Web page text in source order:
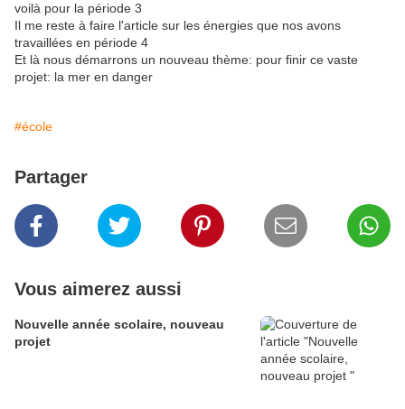
voilà pour la période 3
Il me reste à faire l'article sur les énergies que nos avons
travaillées en période 4
Et là nous démarrons un nouveau thème: pour finir ce vaste
projet: la mer en danger
#école
Partager
Vous aimerez aussi
Nouvelle année scolaire, nouveau
projet